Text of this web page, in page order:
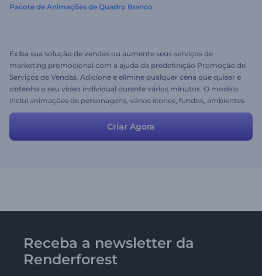
Pacote de Animações de Quadro Branco
Exiba sua solução de vendas ou aumente seus serviços de
marketing promocional com a ajuda da predefinição Promoção de
Serviços de Vendas. Adicione e elimine qualquer cena que quiser e
obtenha o seu vídeo individual durante vários minutos. O modelo
inclui animações de personagens, vários ícones, fundos, ambientes
e muitas outras cenas para se destacar da multidão! Possui
predefinições prontas que podem ser usadas para criar vídeos para
serviços, negócios, startups, empresas e muito mais.
Criar Agora
Receba a newsletter da
Renderforest